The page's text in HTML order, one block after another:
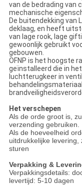
van de bedrading van
mechanische
De buitendekking van
deklaag, en heeft
van lage rook, lage
gewoonlijk gebruikt
gebouwen.
OFNP is het hoogste
geïnstalleerd die in
luchtterugkeer in
Het verschepen
Als de orde groot is,
verzending gebruiken.
Als de hoeveelheid
uitdrukkelijke levering,
sturen
Verpakking &
Verpakkingsdetails:
levertijd: 5-10 dagen